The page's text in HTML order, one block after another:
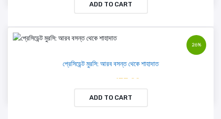
ADD TO CART
26%
প্রেসিডেন্ট মুরসি: আরব বসন্ত থেকে শাহাদাত
৳ 133.20
ADD TO CART